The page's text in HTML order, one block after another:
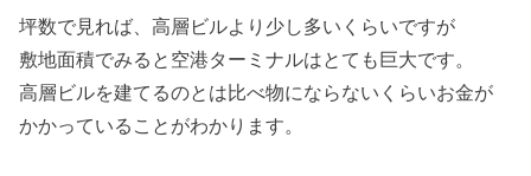
坪数で見れば、高層ビルより少し多いくらいですが
敷地面積でみると空港ターミナルはとても巨大です。
高層ビルを建てるのとは比べ物にならないくらいお金が
かかっていることがわかります。